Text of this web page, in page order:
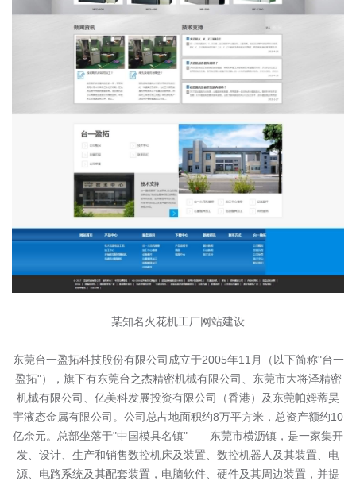
某知名火花机工厂网站建设
东莞台一盈拓科技股份有限公司成立于2005年11月（以下简称"台一
盈拓"），旗下有东莞台之杰精密机械有限公司、东莞市大将泽精密
机械有限公司、亿美科发展投资有限公司（香港）及东莞帕姆蒂昊
宇液态金属有限公司。公司总占地面积约8万平方米，总资产额约10
亿余元。总部坐落于"中国模具名镇"——东莞市横沥镇，是一家集开
发、设计、生产和销售数控机床及装置、数控机器人及其装置、电
源、电路系统及其配套装置，电脑软件、硬件及其周边装置，并提